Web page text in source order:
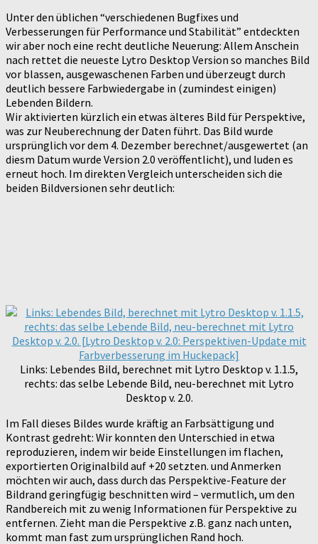
Unter den üblichen “verschiedenen Bugfixes und
Verbesserungen für Performance und Stabilität” entdeckten
wir aber noch eine recht deutliche Neuerung: Allem Anschein
nach rettet die neueste Lytro Desktop Version so manches Bild
vor blassen, ausgewaschenen Farben und überzeugt durch
deutlich bessere Farbwiedergabe in (zumindest einigen)
Lebenden Bildern.
Wir aktivierten kürzlich ein etwas älteres Bild für Perspektive,
was zur Neuberechnung der Daten führt. Das Bild wurde
ursprünglich vor dem 4. Dezember berechnet/ausgewertet (an
diesm Datum wurde Version 2.0 veröffentlicht), und luden es
erneut hoch. Im direkten Vergleich unterscheiden sich die
beiden Bildversionen sehr deutlich:
Links: Lebendes Bild, berechnet mit Lytro Desktop v. 1.1.5,
rechts: das selbe Lebende Bild, neu-berechnet mit Lytro
Desktop v. 2.0.
Im Fall dieses Bildes wurde kräftig an Farbsättigung und
Kontrast gedreht: Wir konnten den Unterschied in etwa
reproduzieren, indem wir beide Einstellungen im flachen,
exportierten Originalbild auf +20 setzten. und Anmerken
möchten wir auch, dass durch das Perspektive-Feature der
Bildrand geringfügig beschnitten wird – vermutlich, um den
Randbereich mit zu wenig Informationen für Perspektive zu
entfernen. Zieht man die Perspektive z.B. ganz nach unten,
kommt man fast zum ursprünglichen Rand hoch.